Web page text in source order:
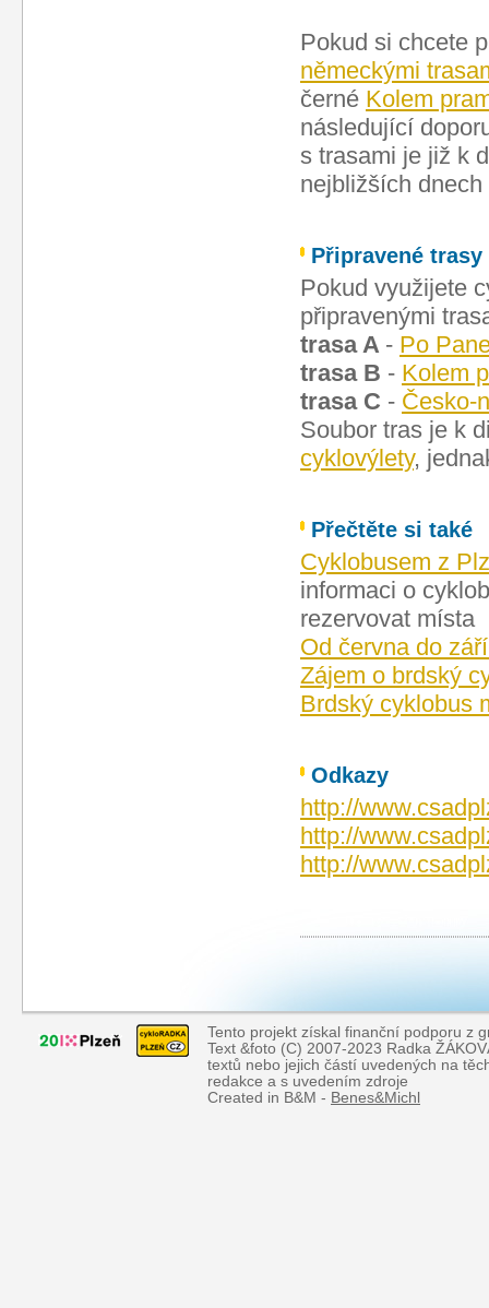
Pokud si chcete
německými
černé Kolem
následující
s trasami je již k
nejbližších
Připravené
Pokud využijete
připravenými
trasa A - Po
trasa B - Kolem
trasa C - Česko-
Soubor tras je k
cyklovýlety,
Přečtěte si také
Cyklobusem z
informaci o
rezervovat místa
Od června do
Zájem o brdský
Brdský cyklobus
Odkazy
http://
http://
http://
Tento projekt získal finanční podporu z
Text &foto (C) 2007-2023 Radka
textů nebo jejich částí uvedených na
redakce a s uvedením zdroje
Created in B&M - Benes&Michl